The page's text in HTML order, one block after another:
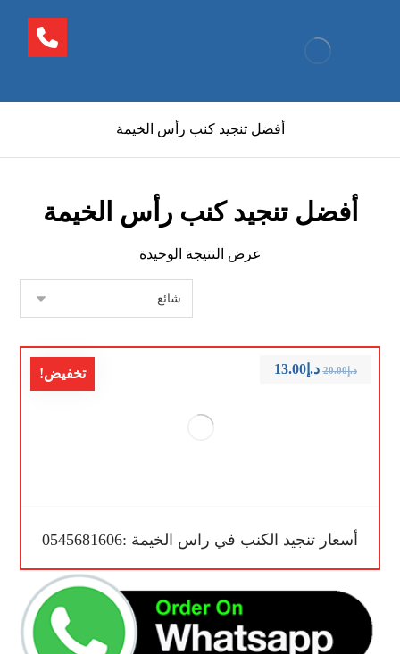
أفضل تنجيد كنب رأس الخيمة
أفضل تنجيد كنب رأس الخيمة
عرض النتيجة الوحيدة
تخفيض!
أسعار تنجيد الكنب في راس الخيمة :0545681606
د.إ20.00 د.إ13.00